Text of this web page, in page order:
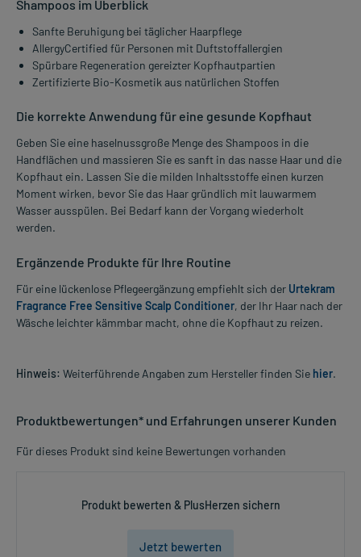
Shampoos im Überblick
Sanfte Beruhigung bei täglicher Haarpflege
AllergyCertified für Personen mit Duftstoffallergien
Spürbare Regeneration gereizter Kopfhautpartien
Zertifizierte Bio-Kosmetik aus natürlichen Stoffen
Die korrekte Anwendung für eine gesunde Kopfhaut
Geben Sie eine haselnussgroße Menge des Shampoos in die
Handflächen und massieren Sie es sanft in das nasse Haar und die
Kopfhaut ein. Lassen Sie die milden Inhaltsstoffe einen kurzen
Moment wirken, bevor Sie das Haar gründlich mit lauwarmem
Wasser ausspülen. Bei Bedarf kann der Vorgang wiederholt
werden.
Ergänzende Produkte für Ihre Routine
Für eine lückenlose Pflegeergänzung empfiehlt sich der Urtekram
Fragrance Free Sensitive Scalp Conditioner, der Ihr Haar nach der
Wäsche leichter kämmbar macht, ohne die Kopfhaut zu reizen.
Hinweis: Weiterführende Angaben zum Hersteller finden Sie hier.
Produktbewertungen* und Erfahrungen unserer Kunden
Für dieses Produkt sind keine Bewertungen vorhanden
Produkt bewerten & PlusHerzen sichern
Jetzt bewerten